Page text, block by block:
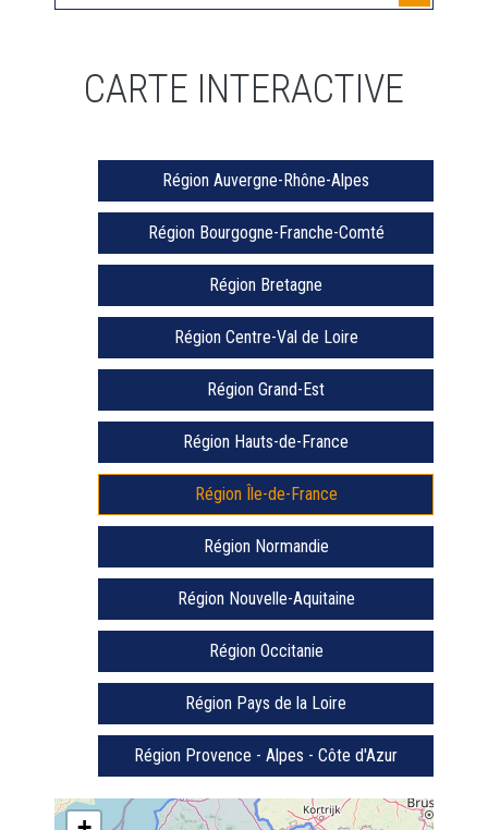
CARTE INTERACTIVE
Région Auvergne-Rhône-Alpes
Région Bourgogne-Franche-Comté
Région Bretagne
Région Centre-Val de Loire
Région Grand-Est
Région Hauts-de-France
Région Île-de-France
Région Normandie
Région Nouvelle-Aquitaine
Région Occitanie
Région Pays de la Loire
Région Provence - Alpes - Côte d'Azur